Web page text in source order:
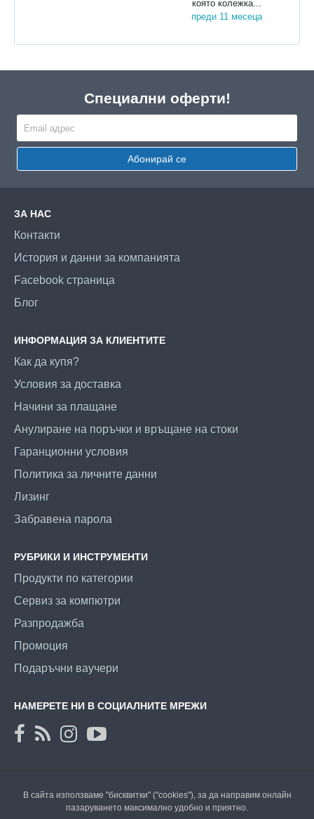
която колежка...
преди 11 месеца
Специални оферти!
Абонирай се
ЗА НАС
Контакти
История и данни за компанията
Facebook страница
Блог
ИНФОРМАЦИЯ ЗА КЛИЕНТИТЕ
Как да купя?
Условия за доставка
Начини за плащане
Анулиране на поръчки и връщане на стоки
Гаранционни условия
Политика за личните данни
Лизинг
Забравена парола
РУБРИКИ И ИНСТРУМЕНТИ
Продукти по категории
Сервиз за компютри
Разпродажба
Промоция
Подаръчни ваучери
НАМЕРЕТЕ НИ В СОЦИАЛНИТЕ МРЕЖИ
В сайта използваме "бисквитки" ("cookies"), за да направим онлайн
пазаруването максимално удобно и приятно.